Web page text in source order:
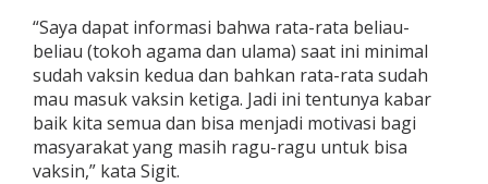
V
a
k
s
i
n
a
“Saya dapat informasi bahwa rata-rata beliau-
beliau (tokoh agama dan ulama) saat ini minimal
sudah vaksin kedua dan bahkan rata-rata sudah
mau masuk vaksin ketiga. Jadi ini tentunya kabar
baik kita semua dan bisa menjadi motivasi bagi
masyarakat yang masih ragu-ragu untuk bisa
vaksin,” kata Sigit.